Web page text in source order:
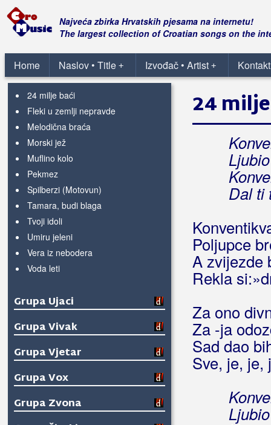
Najveća zbirka Hrvatskih pjesama na internetu!
The largest collection of Croatian songs on the
Home +
Naslov • Title +
Izvođač • Artist
Grupa Tradicija
Grupa Tvog Života
24 milje baći
Fleki u zemlji nepravde
Melodična braća
Morski jež
Muflino kolo
Pekmez
Spilberzi (Motovun)
Tamara, budi blaga
Tvoji idoli
Umiru jeleni
Vera iz nebodera
Voda leti
Grupa Ujaci
Grupa Vivak
Grupa Vjetar
Grupa Vox
Grupa Zvona
24
Dal ti
Poljupce
A zvijezde
Rekla
Za ono
Za -ja
Sad dao
Sve, je, je,